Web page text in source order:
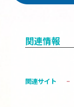
関連情報
関連サイト